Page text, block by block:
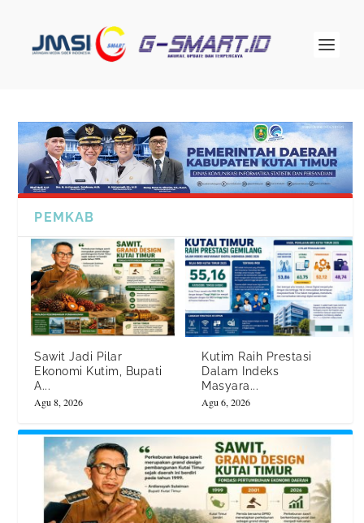
PEMKAB
Sawit Jadi Pilar
Ekonomi Kutim, Bupati
A...
Agu 8, 2026
Kutim Raih Prestasi
Dalam Indeks
Masyara...
Agu 6, 2026